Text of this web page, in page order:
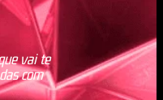
vai te
com